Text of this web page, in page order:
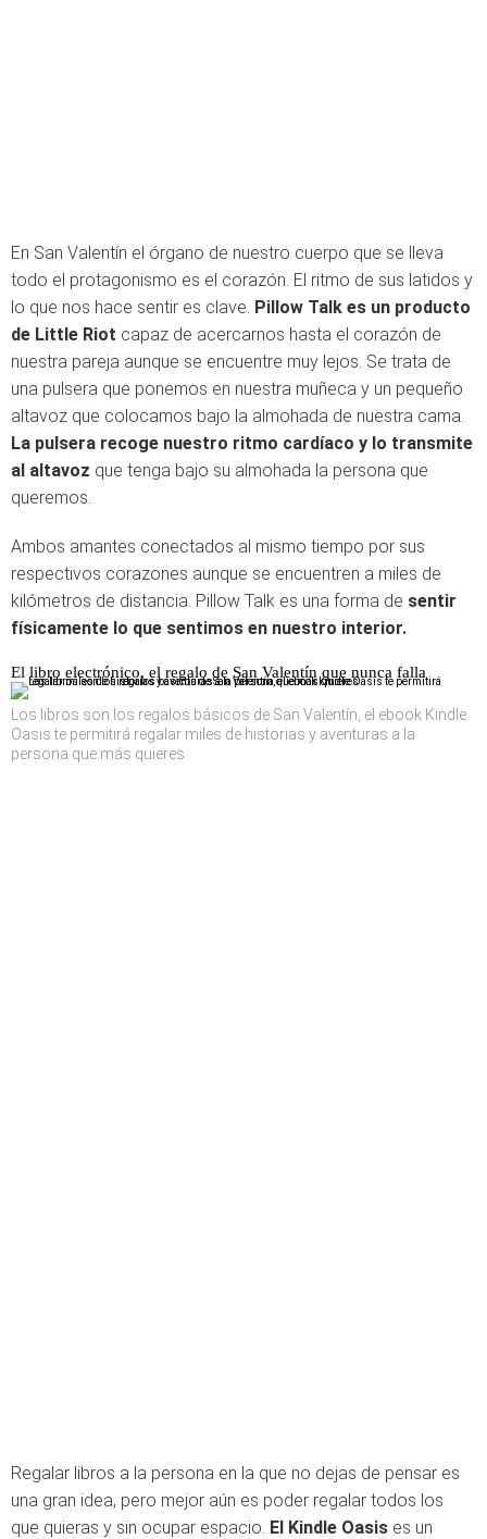
En San Valentín el órgano de nuestro cuerpo que se lleva
todo el protagonismo es el corazón. El ritmo de sus latidos y
lo que nos hace sentir es clave. Pillow Talk es un producto
de Little Riot capaz de acercarnos hasta el corazón de
nuestra pareja aunque se encuentre muy lejos. Se trata de
una pulsera que ponemos en nuestra muñeca y un pequeño
altavoz que colocamos bajo la almohada de nuestra cama.
La pulsera recoge nuestro ritmo cardíaco y lo transmite
al altavoz que tenga bajo su almohada la persona que
queremos.
Ambos amantes conectados al mismo tiempo por sus
respectivos corazones aunque se encuentren a miles de
kilómetros de distancia. Pillow Talk es una forma de sentir
físicamente lo que sentimos en nuestro interior.
El libro electrónico, el regalo de San Valentín que nunca falla
Los libros son los regalos básicos de San Valentín, el ebook Kindle
Oasis te permitirá regalar miles de historias y aventuras a la
persona que más quieres
Regalar libros a la persona en la que no dejas de pensar es
una gran idea, pero mejor aún es poder regalar todos los
que quieras y sin ocupar espacio. El Kindle Oasis es un